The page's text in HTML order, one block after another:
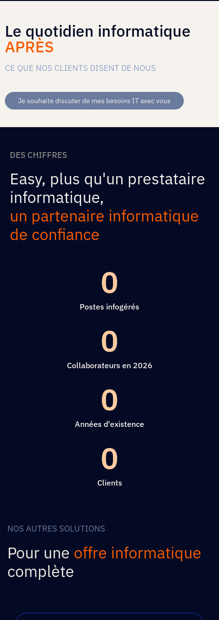
Le quotidien informatique
APRÈS
CE QUE NOS CLIENTS DISENT DE NOUS
Je souhaite discuter de mes besoins IT avec vous
DES CHIFFRES
Easy, plus qu'un prestataire
informatique,
un partenaire informatique
de confiance
Postes infogérés
0
Collaborateurs en 2026
0
Années d'existence
0
Clients
0
NOS AUTRES SOLUTIONS
Pour une offre informatique
complète